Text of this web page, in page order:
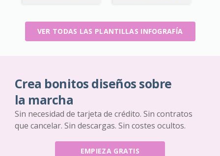
VER TODAS LAS PLANTILLAS INFOGRAFÍA
Crea bonitos diseños sobre
la marcha
Sin necesidad de tarjeta de crédito. Sin contratos
que cancelar. Sin descargas. Sin costes ocultos.
EMPIEZA GRATIS